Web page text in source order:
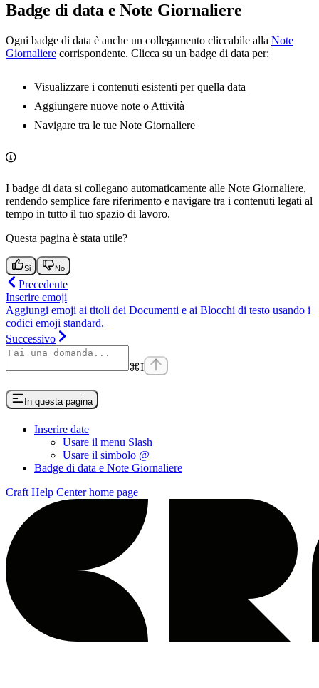
Badge di data e Note Giornaliere
Ogni badge di data è anche un collegamento cliccabile alla Note
Giornaliere corrispondente. Clicca su un badge di data per:
Visualizzare i contenuti esistenti per quella data
Aggiungere nuove note o Attività
Navigare tra le tue Note Giornaliere
I badge di data si collegano automaticamente alle Note Giornaliere,
rendendo semplice fare riferimento e navigare tra i contenuti legati al
tempo in tutto il tuo spazio di lavoro.
Questa pagina è stata utile?
Si No
Precedente
Inserire emoji
Aggiungi emoji ai titoli dei Documenti e ai Blocchi di testo usando i
codici emoji standard.
Successivo
⌘I
In questa pagina
Inserire date
Usare il menu Slash
Usare il simbolo @
Badge di data e Note Giornaliere
Craft Help Centerhome page